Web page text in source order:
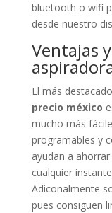
bluetooth o wifi
desde nuestro
Ventajas
El más
precio méxico
mucho más
programables y
ayudan a
cualquier
Adiconalmente
pues consiguen